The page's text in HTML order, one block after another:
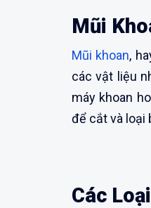
Mũi
Mũi khoan,
các vật liệu
máy khoan
để cắt và loại
Các